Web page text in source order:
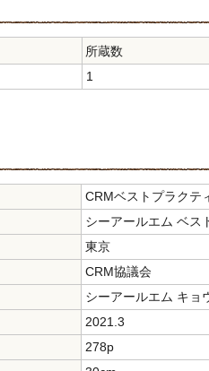
所蔵数
1
CRMベストプラクテ
シーアールエム ベス
東京
CRM協議会
シーアールエム キョ
2021.3
278p